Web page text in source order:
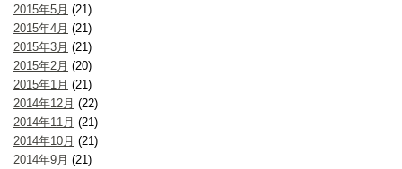
2015年5月 (21)
2015年4月 (21)
2015年3月 (21)
2015年2月 (20)
2015年1月 (21)
2014年12月 (22)
2014年11月 (21)
2014年10月 (21)
2014年9月 (21)